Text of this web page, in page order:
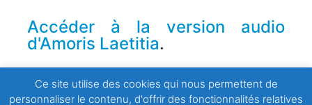
Accéder à la version audio
d'Amoris Laetitia.
Ce site utilise des cookies qui nous permettent de
personnaliser le contenu, d'offrir des fonctionnalités relatives